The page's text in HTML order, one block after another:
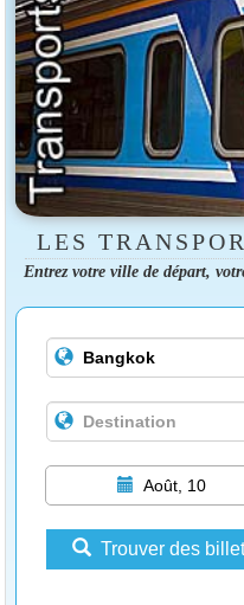
LES
Entrez votre ville de départ,
Août, 10
Trouver des